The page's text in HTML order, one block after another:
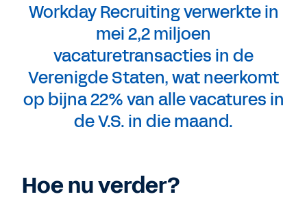
Workday Recruiting verwerkte in
mei 2,2 miljoen
vacaturetransacties in de
Verenigde Staten, wat neerkomt
op bijna 22% van alle vacatures in
de V.S. in die maand.
Hoe nu verder?